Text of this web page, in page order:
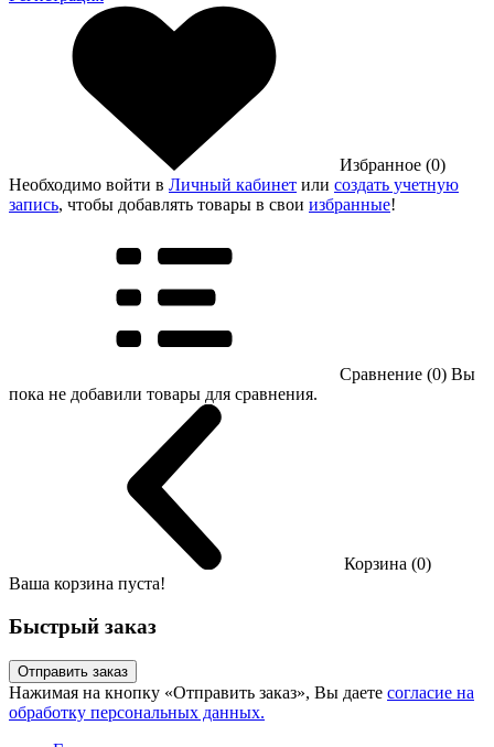
Избранное (0)
Необходимо войти в Личный кабинет или создать учетную
запись, чтобы добавлять товары в свои избранные!
Сравнение (0) Вы
пока не добавили товары для сравнения.
Корзина (0)
Ваша корзина пуста!
Быстрый заказ
Отправить заказ
Нажимая на кнопку «Отправить заказ», Вы даете согласие на
обработку персональных данных.